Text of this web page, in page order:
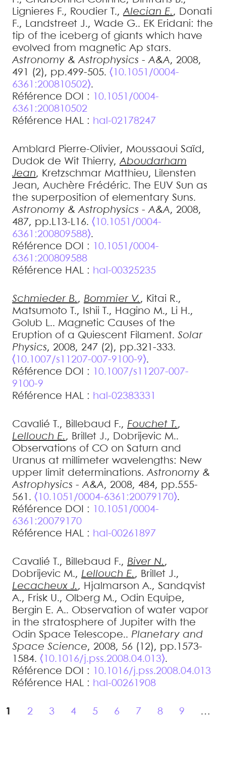
Lignieres F., Roudier T.,Alecian E., Donati
F., Landstreet J., Wade G.. EK Eridani: the
tip of the iceberg of giants which have
evolved from magnetic Ap stars.
Astronomy & Astrophysics - A&A, 2008,
491 (2), pp.499-505. ⟨10.1051/0004-
6361:200810502⟩.
Référence DOI :
10.1051/0004-
6361:200810502
Référence HAL : hal-02178247
Amblard Pierre-Olivier, Moussaoui Saïd ,
Dudok de Wit
Thierry,Aboudarham
Jean, Kretzschmar Matthieu, Lilensten
Jean, Auchère Frédéric.
The EUV Sun as
the superposition of elementary Suns.
Astronomy & Astrophysics - A&A, 2008,
487, pp.L13-L16. ⟨10.1051/0004-
6361:200809588⟩.
Référence DOI :
10.1051/0004-
6361:200809588
Référence HAL : hal-00325235
Schmieder B., Bommier V., Kitai R.,
Matsumoto
T., Ishii T., Hagino M., Li H.,
Golub L.. Magnetic Causes of the
Eruption of a Quiescent Filament. Solar
Physics, 2008, 247 (2), pp.321-333.
⟨10.1007/s11207-007-9100-9⟩.
Référence DOI :
10.1007/s11207-007-
9100-9
Référence HAL : hal-02383331
Cavalié T., Billebaud F., Fouchet T.,
Lellouch E., Brillet J., Dobrijevic M..
Observations of CO on Saturn and
Uranus at millimeter wavelengths: New
upper limit determinations.Astronomy &
Astrophysics - A&A, 2008, 484, pp.555-
561. ⟨10.1051/0004-6361:20079170⟩.
Référence DOI :
10.1051/0004-
6361:20079170
Référence HAL : hal-00261897
Cavalié T., Billebaud F., Biver N.,
Dobrijevic M., Lellouch E., Brillet J.,
Lecacheux J., Hjalmarson A., Sandqvist
A., Frisk U., Olberg M., Odin Equipe,
Bergin E. A.. Observation of water vapor
in the stratosphere of Jupiter with the
Odin Space Telescope.. Planetary and
Space Science, 2008, 56 (12), pp.1573-
1584. ⟨10.1016/j.pss.2008.04.013⟩.
Référence DOI :
10.1016/j.pss.2008.04.013
Référence HAL : hal-00261908
1 2 3 4 5 6 7 8 9 …